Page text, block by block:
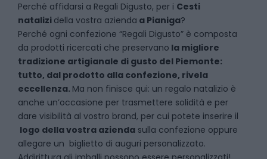
Perché affidarsi a Regali Digusto, per i Cesti
natalizi della vostra azienda a Pianiga?
Perché ogni confezione “Regali Digusto” è composta
da prodotti ricercati che preservano la migliore
tradizione artigianale di gusto del Piemonte:
tutto, dal prodotto alla confezione, rivela
eccellenza. Ma non finisce qui: un regalo natalizio è
anche un’occasione per trasmettere solidità e per
dare visibilità al vostro brand, per cui potete inserire il
logo della vostra azienda sulla confezione oppure
allegare un biglietto di auguri personalizzato.